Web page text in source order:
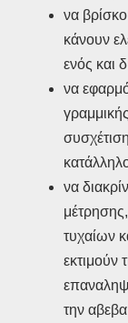
να
κάνουν
ενός και
να
να
τυχαίων
εκτιμούν
την